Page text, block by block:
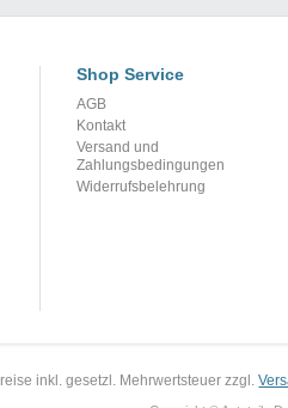
Shop Service
AGB
Kontakt
Versand und
Zahlungsbedingungen
Widerrufsbelehrung
inkl. gesetzl. Mehrwertsteuer zzgl.